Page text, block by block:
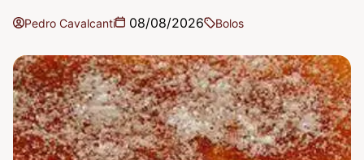
Pedro Cavalcanti 08/08/2026 Bolos